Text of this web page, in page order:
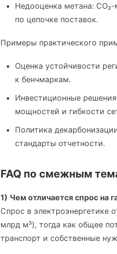
Недооценка метана:
по цепочке поставок.
Примеры практического
Оценка устойчивости
к бенчмаркам.
Инвестиционные
мощностей и гибкости
Политика
стандарты отчетности.
FAQ по смежным
1) Чем отличается спрос на
Спрос в электроэнергетике
млрд м³), тогда как общее
транспорт и собственные